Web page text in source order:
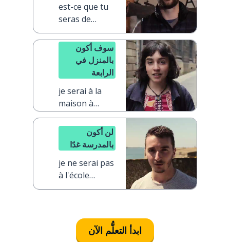
est-ce que tu
seras de
retour avant
ou après
dîner ?
سوف أكون
بالمنزل في
الرابعة
je serai à la
maison à
quatre heures
لن أكون
بالمدرسة غدًا
je ne serai pas
à l'école
demain
ابدأ التعلُّم الآن